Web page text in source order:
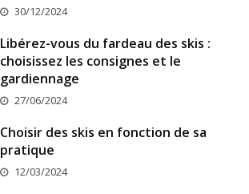
30/12/2024
Libérez-vous du fardeau des skis :
choisissez les consignes et le
gardiennage
27/06/2024
Choisir des skis en fonction de sa
pratique
12/03/2024